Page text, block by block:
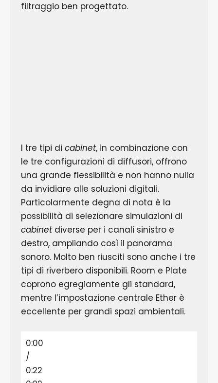
filtraggio ben progettato.
I tre tipi di cabinet, in combinazione con
le tre configurazioni di diffusori, offrono
una grande flessibilità e non hanno nulla
da invidiare alle soluzioni digitali.
Particolarmente degna di nota è la
possibilità di selezionare simulazioni di
cabinet diverse per i canali sinistro e
destro, ampliando così il panorama
sonoro. Molto ben riusciti sono anche i tre
tipi di riverbero disponibili. Room e Plate
coprono egregiamente gli standard,
mentre l’impostazione centrale Ether è
eccellente per grandi spazi ambientali.
0:00
/
0:22